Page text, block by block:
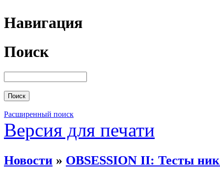
Навигация
Поиск
Расширенный поиск
Версия для печати
Новости » OBSESSION II: Тесты